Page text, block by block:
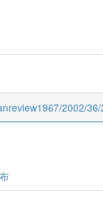
2002/